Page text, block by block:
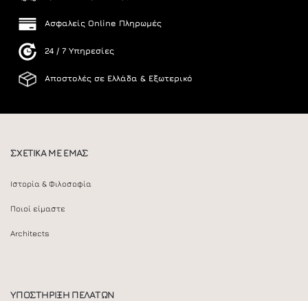
Ασφαλείς Online Πληρωμές
24 / 7 Υπηρεσίες
Αποστολές σε Ελλάδα & Εξωτερικό
ΣΧΕΤΙΚΑ ΜΕ ΕΜΑΣ
Ιστορία & Φιλοσοφία
Ποιοί είμαστε
Architects
ΥΠΟΣΤΗΡΙΞΗ ΠΕΛΑΤΩΝ